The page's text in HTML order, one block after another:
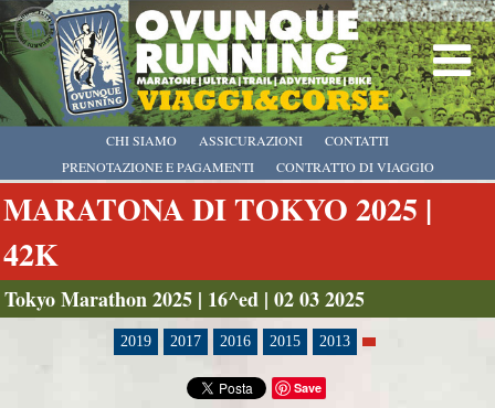
CHI SIAMO
PRENOTAZIONE E PAGAMENTI
CONTRATTO DI VIAGGIO
ASSICURAZIONI CONTATTI
MARATONA DI TOKYO 2025 |
42K
Tokyo Marathon 2025 | 16^ed | 02 03 2025
2019 2017 2016 2015 2013
Save